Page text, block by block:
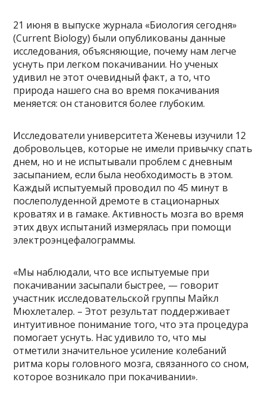
21 июня в выпуске журнала «Биология сегодня»
(Current Biology) были опубликованы данные
исследования, объясняющие, почему нам легче
уснуть при легком покачивании. Но ученых
удивил не этот очевидный факт, а то, что
природа нашего сна во время покачивания
меняется: он становится более глубоким.
Исследователи университета Женевы изучили 12
добровольцев, которые не имели привычку спать
днем, но и не испытывали проблем с дневным
засыпанием, если была необходимость в этом.
Каждый испытуемый проводил по 45 минут в
послеполуденной дремоте в стационарных
кроватях и в гамаке. Активность мозга во время
этих двух испытаний измерялась при помощи
электроэнцефалограммы.
«Мы наблюдали, что все испытуемые при
покачивании засыпали быстрее, — говорит
участник исследовательской группы Майкл
Мюхлеталер. – Этот результат поддерживает
интуитивное понимание того, что эта процедура
помогает уснуть. Нас удивило то, что мы
отметили значительное усиление колебаний
ритма коры головного мозга, связанного со сном,
которое возникало при покачивании».